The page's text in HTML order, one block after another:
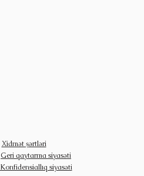
Xidmət şərtləri
Geri qaytarma siyasəti
Konfidensiallıq siyasəti